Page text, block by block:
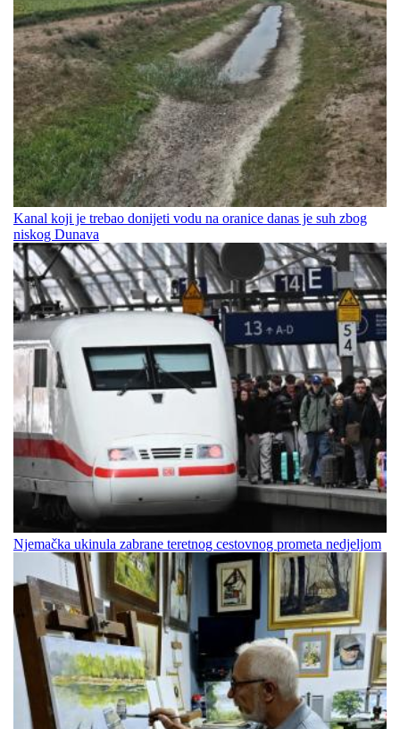
Kanal koji je trebao donijeti vodu na oranice danas je suh zbog
niskog Dunava
Njemačka ukinula zabrane teretnog cestovnog prometa nedjeljom